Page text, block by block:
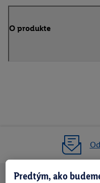
O produkte
Predtým, ako